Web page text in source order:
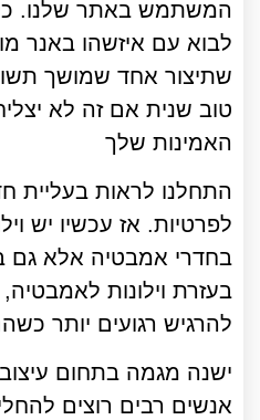
המשתמש באתר שלנו.
לבוא עם איזשהו באנר
שתיצור אחד שמושך
טוב שנית אם זה לא
האמינות שלך
התחלנו לראות בעליית
לפרטיות. אז עכשיו יש
בחדרי אמבטיה אלא גם
בעזרת וילונות
להרגיש רגועים יותר
ישנה מגמה בתחום
אנשים רבים רוצים